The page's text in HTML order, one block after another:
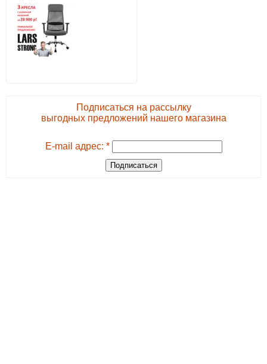
Подписаться на рассылку
выгодных предложений нашего магазина
E-mail адрес: *